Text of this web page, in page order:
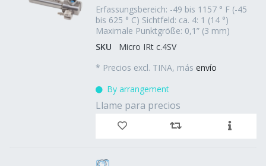
Erfassungsbereich: -49 bis 1157 ° F (-45
bis 625 ° C) Sichtfeld: ca. 4: 1 (14 °)
Maximale Punktgröße: 0,1” (3 mm)
SKU
Micro IRt c.4SV
* Precios excl. TINA, más envío
By arrangement
Llame para precios